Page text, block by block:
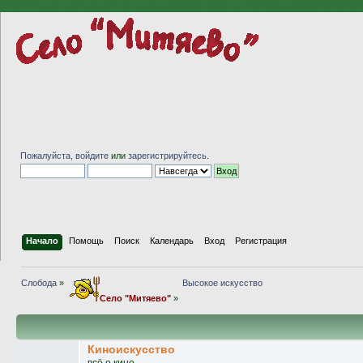
Пожалуйста, войдите или зарегистрируйтесь
Начало Помощь Поиск Календарь Вход Регистрация
Слобода »
Село "Митяево"»
Высокое искусство
Киноискусство